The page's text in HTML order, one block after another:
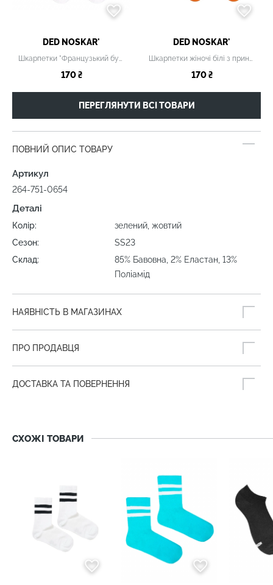
DED NOSKAR'
Шкарпетки "Французький бульдог"
170 ₴
DED NOSKAR'
Шкарпетки жіночі білі з принтом
170 ₴
ПЕРЕГЛЯНУТИ ВСІ ТОВАРИ
ПОВНИЙ ОПИС ТОВАРУ
Артикул
264-751-0654
Деталі
Колір:
зелений, жовтий
Сезон:
SS23
Склад:
85% Бавовна, 2% Еластан, 13%
Поліамід
НАЯВНІСТЬ В МАГАЗИНАХ
ПРО ПРОДАВЦЯ
ДОСТАВКА ТА ПОВЕРНЕННЯ
СХОЖІ ТОВАРИ